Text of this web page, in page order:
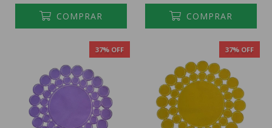
COMPRAR COMPRAR
37% OFF 37% OFF